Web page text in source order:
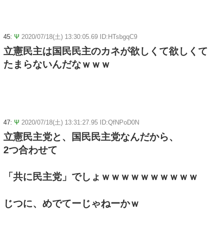
45: Ψ 2020/07/18(土) 13:30:05.69 ID:HTsbgqC9
立憲民主は国民民主のカネが欲しくて欲しくて
たまらないんだなｗｗｗ
47: Ψ 2020/07/18(土) 13:31:27.95 ID:QfNPoD0N
立憲民主党と、国民民主党なんだから、
2つ合わせて
「共に民主党」でしょｗｗｗｗｗｗｗｗｗｗ
じつに、めでてーじゃねーかｗ